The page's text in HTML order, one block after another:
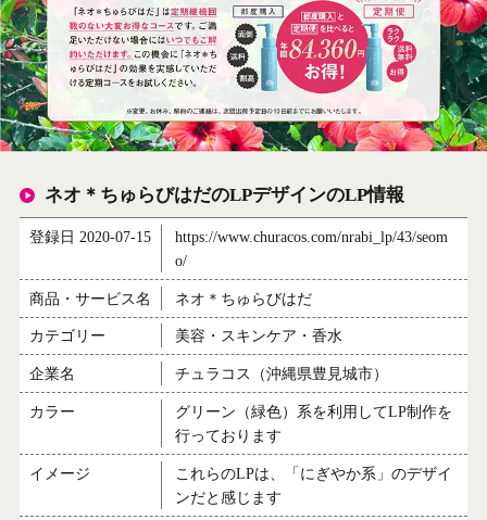
ネオ＊ちゅらびはだのLPデザインのLP情報
登録日 2020-07-15
https://www.churacos.com/nrabi_lp/43/seom
o/
商品・サービス名 ネオ＊ちゅらびはだ
カテゴリー 美容・スキンケア・香水
企業名 チュラコス（沖縄県豊見城市）
カラー
グリーン（緑色）系を利用してLP制作を
行っております
イメージ
これらのLPは、「にぎやか系」のデザイ
ンだと感じます